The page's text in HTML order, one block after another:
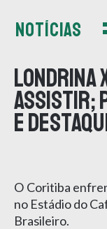
NOTÍCIAS
Londrina
assistir;
e
O Coritiba
no Estádio do
Brasileiro.